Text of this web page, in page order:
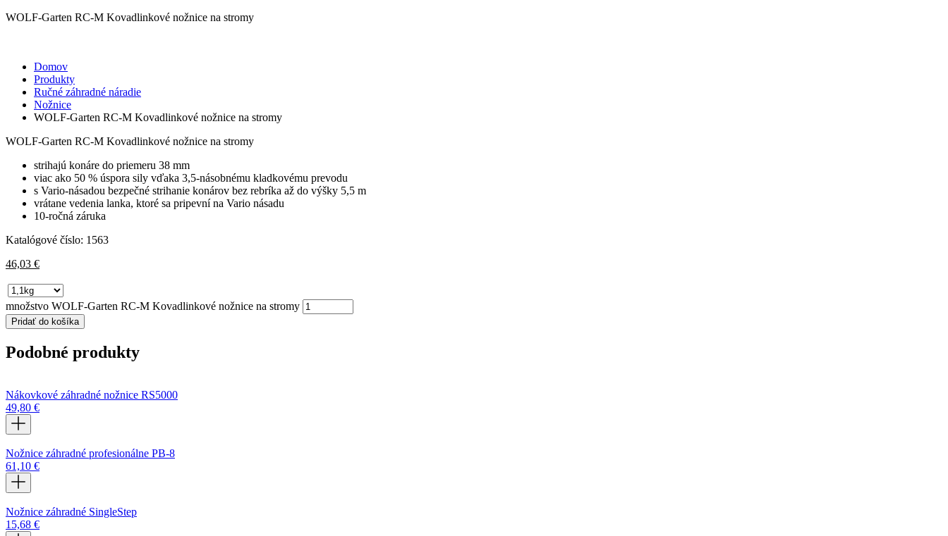
WOLF-Garten RC-M Kovadlinkové nožnice na stromy
Domov
Produkty
Ručné záhradné náradie
Nožnice
WOLF-Garten RC-M Kovadlinkové nožnice na stromy
WOLF-Garten RC-M Kovadlinkové nožnice na stromy
strihajú konáre do priemeru 38 mm
viac ako 50 % úspora sily vďaka 3,5-násobnému kladkovému prevodu
s Vario-násadou bezpečné strihanie konárov bez rebríka až do výšky 5,5 m
vrátane vedenia lanka, ktoré sa pripevní na Vario násadu
10-ročná záruka
Katalógové číslo: 1563
46,03 €
množstvo WOLF-Garten RC-M Kovadlinkové nožnice na stromy
Pridať do košíka
Podobné produkty
Nákovkové záhradné nožnice RS5000
49,80 €
Nožnice záhradné profesionálne PB-8
61,10 €
Nožnice záhradné SingleStep
15,68 €